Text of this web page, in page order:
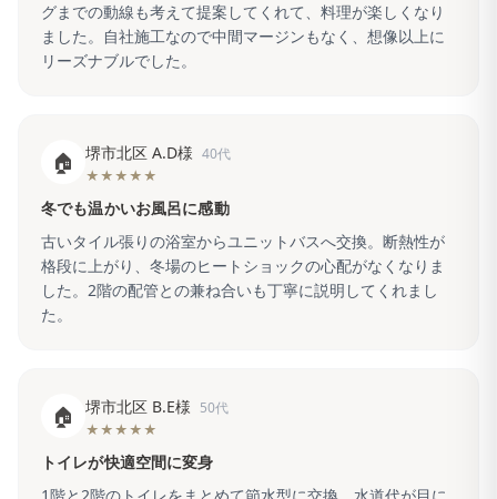
グまでの動線も考えて提案してくれて、料理が楽しくなり
ました。自社施工なので中間マージンもなく、想像以上に
リーズナブルでした。
🏠 堺市北区 A.D様 40代
★★★★★
冬でも温かいお風呂に感動
古いタイル張りの浴室からユニットバスへ交換。断熱性が
格段に上がり、冬場のヒートショックの心配がなくなりま
した。2階の配管との兼ね合いも丁寧に説明してくれまし
た。
🏠 堺市北区 B.E様 50代
★★★★★
トイレが快適空間に変身